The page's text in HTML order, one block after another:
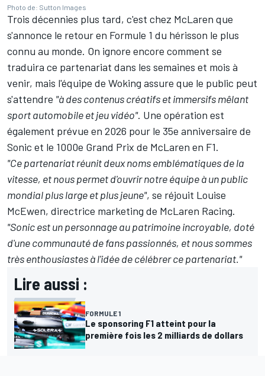
Photo de: Sutton Images
Trois décennies plus tard, c'est chez McLaren que
s'annonce le retour en Formule 1 du hérisson le plus
connu au monde. On ignore encore comment se
traduira ce partenariat dans les semaines et mois à
venir, mais l'équipe de Woking assure que le public peut
s'attendre "à des contenus créatifs et immersifs mêlant
sport automobile et jeu vidéo". Une opération est
également prévue en 2026 pour le 35e anniversaire de
Sonic et le 1000e Grand Prix de McLaren en F1.
"Ce partenariat réunit deux noms emblématiques de la
vitesse, et nous permet d'ouvrir notre équipe à un public
mondial plus large et plus jeune", se réjouit Louise
McEwen, directrice marketing de McLaren Racing.
"Sonic est un personnage au patrimoine incroyable, doté
d'une communauté de fans passionnés, et nous sommes
très enthousiastes à l'idée de célébrer ce partenariat."
Lire aussi :
FORMULE 1
Le sponsoring F1 atteint pour la
première fois les 2 milliards de dollars